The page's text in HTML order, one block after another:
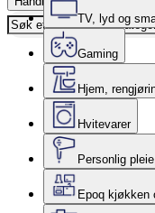
TV, lyd og
Gaming
Hjem,
Hvitevarer
Personlig
Epoq kjøkken